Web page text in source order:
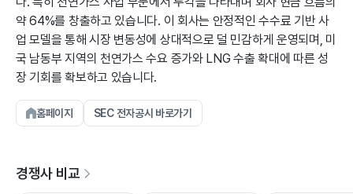
약 64%를 창출하고 있습니다. 이 회사는 안정적인 수수료 기반 사
업 모델을 통해 시장 변동성에 상대적으로 덜 민감하게 운영되며, 미
국 남동부 지역의 천연가스 수요 증가와 LNG 수출 확대에 따른 성
장 기회를 확보하고 있습니다.
홈페이지 SEC 전자공시 바로가기
경쟁사 비교